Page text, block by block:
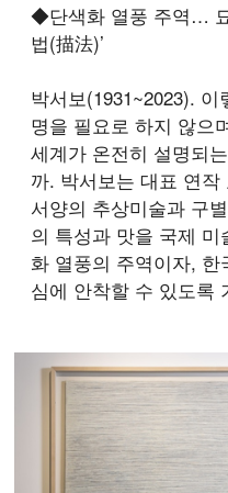
◆단색화 열풍 주역… 묘
법(描法)’
박서보(1931~2023).
명을 필요로 하지 않으
세계가 온전히 설명되
까. 박서보는 대표 연작
서양의 추상미술과 구
의 특성과 맛을 국제
화 열풍의 주역이자,
심에 안착할 수 있도록